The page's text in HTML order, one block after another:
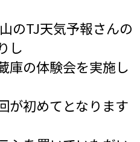
のTJ天気予報さんの
し
庫の体験会を実施し
が初めてとなります